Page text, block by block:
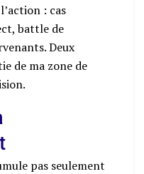
: cas
battle de
Deux
de ma zone de
pas seulement